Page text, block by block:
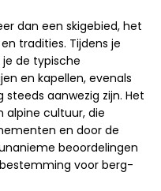
dan een skigebied, het
tradities. Tijdens je
de typische
en kapellen, evenals
aanwezig zijn. Het
alpine cultuur, die
en door de
beoordelingen
voor berg-